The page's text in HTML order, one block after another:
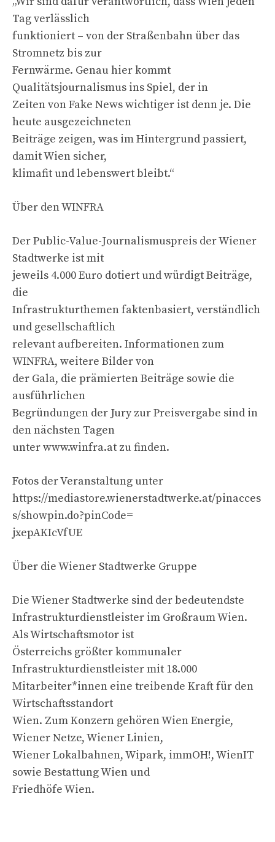
Tag verlässlich
funktioniert – von der Straßenbahn über das
Stromnetz bis zur
Fernwärme. Genau hier kommt
Qualitätsjournalismus ins Spiel, der in
Zeiten von Fake News wichtiger ist denn je. Die
heute ausgezeichneten
Beiträge zeigen, was im Hintergrund passiert,
damit Wien sicher,
klimafit und lebenswert bleibt.“
Über den WINFRA
Der Public-Value-Journalismuspreis der Wiener
Stadtwerke ist mit
jeweils 4.000 Euro dotiert und würdigt Beiträge,
die
Infrastrukturthemen faktenbasiert, verständlich
und gesellschaftlich
relevant aufbereiten. Informationen zum
WINFRA, weitere Bilder von
der Gala, die prämierten Beiträge sowie die
ausführlichen
Begründungen der Jury zur Preisvergabe sind in
den nächsten Tagen
unter www.winfra.at zu finden.
Fotos der Veranstaltung unter
https://mediastore.wienerstadtwerke.at/pinacces
s/showpin.do?pinCode=
jxepAKIcVfUE
Über die Wiener Stadtwerke Gruppe
Die Wiener Stadtwerke sind der bedeutendste
Infrastrukturdienstleister im Großraum Wien.
Als Wirtschaftsmotor ist
Österreichs größter kommunaler
Infrastrukturdienstleister mit 18.000
Mitarbeiter*innen eine treibende Kraft für den
Wirtschaftsstandort
Wien. Zum Konzern gehören Wien Energie,
Wiener Netze, Wiener Linien,
Wiener Lokalbahnen, Wipark, immOH!, WienIT
sowie Bestattung Wien und
Friedhöfe Wien.